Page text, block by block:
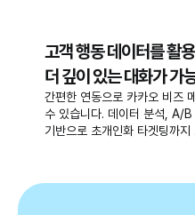
고객 행동 데이터를 활
더 깊이 있는 대화가 가
간편한 연동으로 카카오 비즈
수 있습니다. 데이터 분석, A/
기반으로 초개인화 타겟팅까